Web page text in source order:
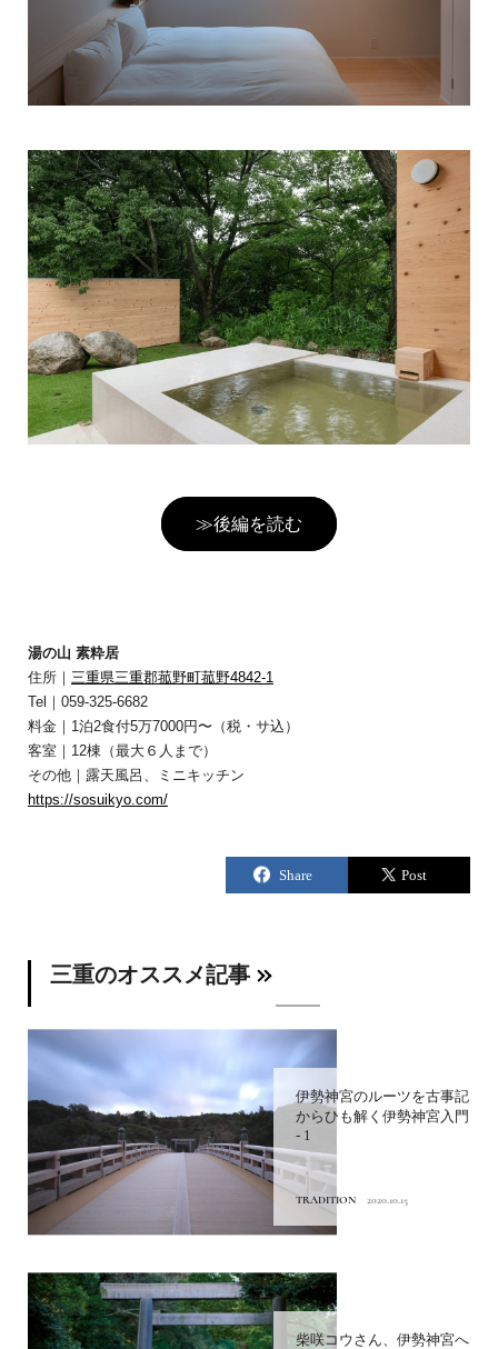
≫後編を読む
湯の山 素粋居
住所｜ 三重県三重郡菰野町菰野4842-1
Tel｜059-325-6682
料金｜1泊2食付5万7000円〜（税・サ込）
客室｜12棟（最大６人まで）
その他｜露天風呂、ミニキッチン
https://sosuikyo.com/
三重のオススメ記事
伊勢神宮のルーツを古事記
からひも解く伊勢神宮入門
- 1
TRADITION 2020.10.15
柴咲コウさん、伊勢神宮へ